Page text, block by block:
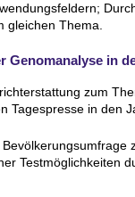
gleichen Thema.
Genomanalyse in
zum
Tagespresse in den
Testmöglichkeiten